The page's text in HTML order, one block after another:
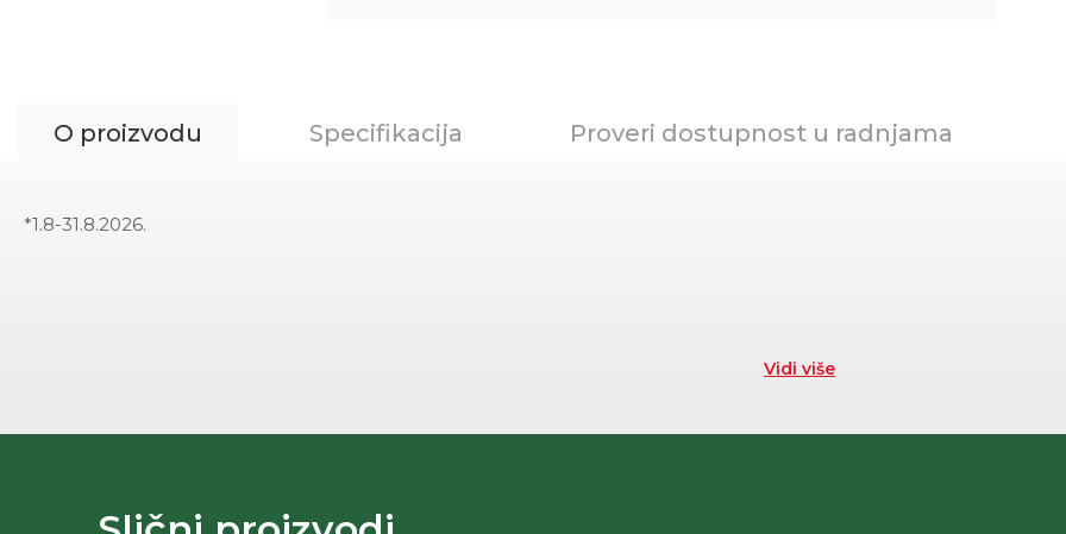
O proizvodu Specifikacija Proveri dostupnost u radnjama
*1.8-31.8.2026.
Vidi više